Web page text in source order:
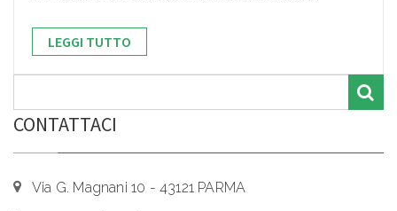
LEGGI TUTTO
CONTATTACI
Via G. Magnani 10 - 43121 PARMA